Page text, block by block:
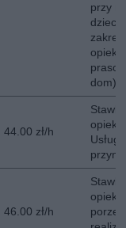
przy
dzieci,
dom).
44.00 zł/h
opieki
46.00 zł/h
opieki
porze